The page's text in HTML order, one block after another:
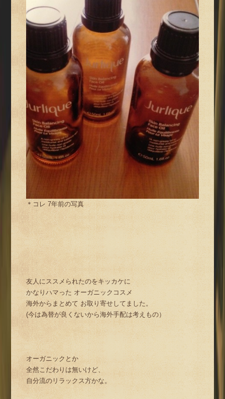
＊コレ 7年前の写真
友人にススメられたのをキッカケに
かなりハマった オーガニックコスメ
海外からまとめて お取り寄せしてました。
(今は為替が良くないから海外手配は考えもの）
オーガニックとか
全然こだわりは無いけど、
自分流のリラックス方かな。